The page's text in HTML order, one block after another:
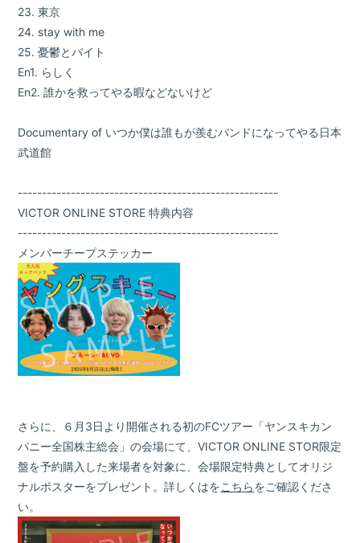
23. 東京
24. stay with me
25. 憂鬱とバイト
En1. らしく
En2. 誰かを救ってやる暇などないけど
Documentary of いつか僕は誰もが羨むバンドになってやる日本
武道館
------------------------------------------------------
VICTOR ONLINE STORE 特典内容
------------------------------------------------------
メンバーチープステッカー
さらに、６月3日より開催される初のFCツアー「ヤンスキカン
パニー全国株主総会」の会場にて、VICTOR ONLINE STOR限定
盤を予約購入した来場者を対象に、会場限定特典としてオリジ
ナルポスターをプレゼント。詳しくはをこちらをご確認くださ
い。